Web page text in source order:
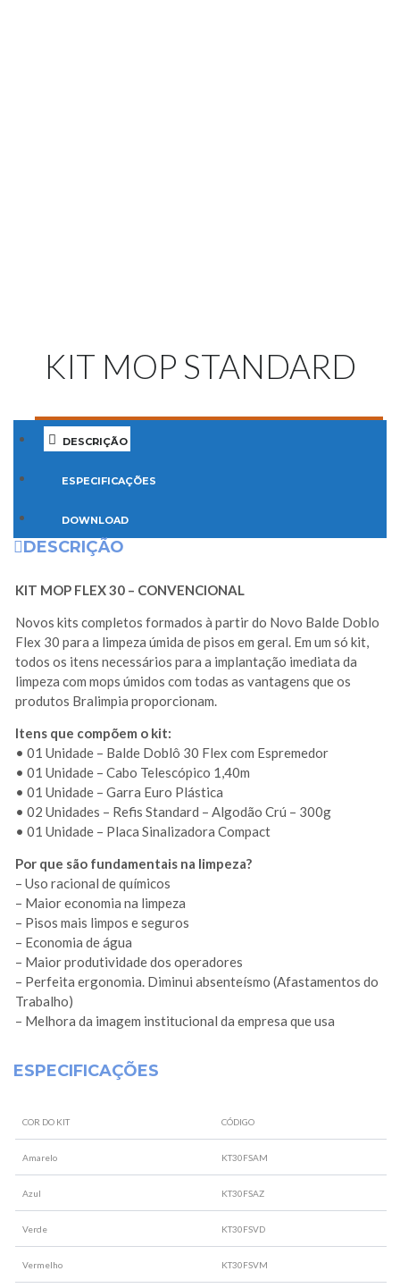
KIT MOP STANDARD
DESCRIÇÃO
ESPECIFICAÇÕES
DOWNLOAD
DESCRIÇÃO
KIT MOP FLEX 30 – CONVENCIONAL
Novos kits completos formados à partir do Novo Balde Doblo
Flex 30 para a limpeza úmida de pisos em geral. Em um só kit,
todos os itens necessários para a implantação imediata da
limpeza com mops úmidos com todas as vantagens que os
produtos Bralimpia proporcionam.
Itens que compõem o kit:
• 01 Unidade – Balde Doblô 30 Flex com Espremedor
• 01 Unidade – Cabo Telescópico 1,40m
• 01 Unidade – Garra Euro Plástica
• 02 Unidades – Refis Standard – Algodão Crú – 300g
• 01 Unidade – Placa Sinalizadora Compact
Por que são fundamentais na limpeza?
– Uso racional de químicos
– Maior economia na limpeza
– Pisos mais limpos e seguros
– Economia de água
– Maior produtividade dos operadores
– Perfeita ergonomia. Diminui absenteísmo (Afastamentos do
Trabalho)
– Melhora da imagem institucional da empresa que usa
ESPECIFICAÇÕES
COR DO KIT CÓDIGO
Amarelo KT30FSAM
Azul KT30FSAZ
Verde KT30FSVD
Vermelho KT30FSVM